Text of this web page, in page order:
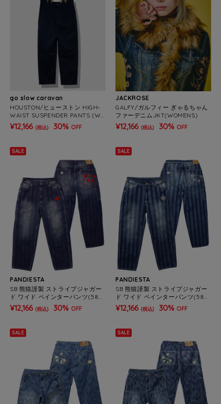
go slow caravan
HOUSTON/ヒューストン HIGH-
WAIST SUSPENDER PANTS (WO
MENS)
¥12,166 (税込) 30% OFF
JACKROSE
GALFY/ガルフィー ぎゃるちゃん
ファーデニムJKT(WOMENS)
¥12,166 (税込) 30% OFF
SALE
PANDIESTA
SB 熊猫謹製 ストライプジャガー
ド ワイド ペインターパンツ(585
651 MENS)
¥12,166 (税込) 30% OFF
SALE
PANDIESTA
SB 熊猫謹製 ストライプジャガー
ド ワイド ペインターパンツ(585
651 MENS)
¥12,166 (税込) 30% OFF
SALE SALE